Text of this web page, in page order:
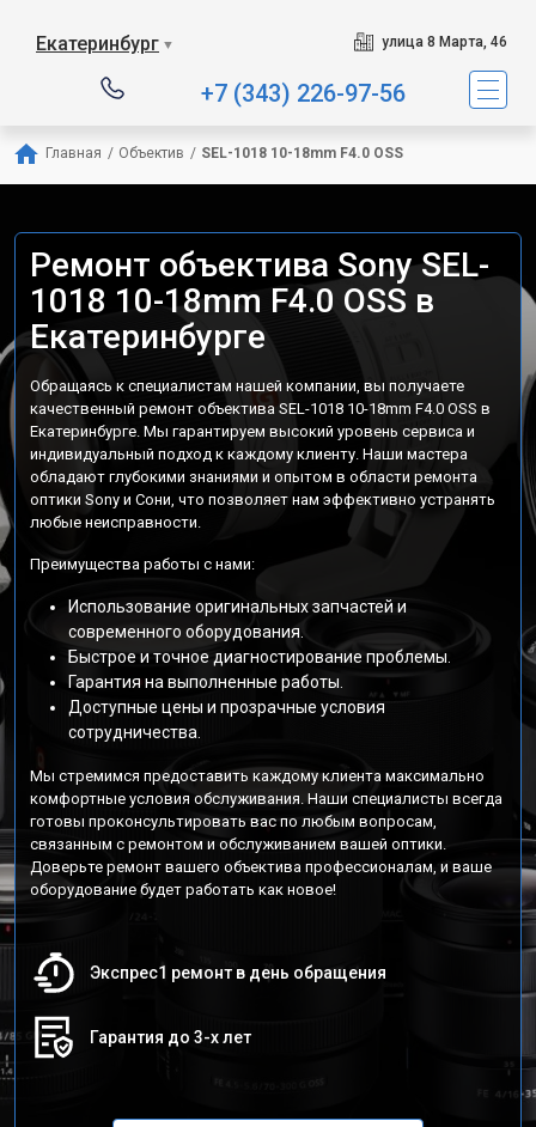
Екатеринбург ▼ улица 8 Марта, 46
+7 (343) 226-97-56
Главная / Объектив / SEL-1018 10-18mm F4.0 OSS
Ремонт объектива Sony SEL-
1018 10-18mm F4.0 OSS в
Екатеринбурге
Обращаясь к специалистам нашей компании, вы получаете
качественный ремонт объектива SEL-1018 10-18mm F4.0 OSS в
Екатеринбурге. Мы гарантируем высокий уровень сервиса и
индивидуальный подход к каждому клиенту. Наши мастера
обладают глубокими знаниями и опытом в области ремонта
оптики Sony и Сони, что позволяет нам эффективно устранять
любые неисправности.
Преимущества работы с нами:
Использование оригинальных запчастей и
современного оборудования.
Быстрое и точное диагностирование проблемы.
Гарантия на выполненные работы.
Доступные цены и прозрачные условия
сотрудничества.
Мы стремимся предоставить каждому клиента максимально
комфортные условия обслуживания. Наши специалисты всегда
готовы проконсультировать вас по любым вопросам,
связанным с ремонтом и обслуживанием вашей оптики.
Доверьте ремонт вашего объектива профессионалам, и ваше
оборудование будет работать как новое!
Экспрес1 ремонт в день обращения
Гарантия до 3-х лет